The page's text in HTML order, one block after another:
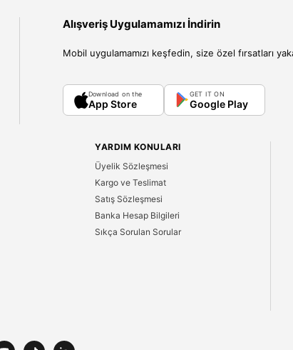
Alışveriş Uygulamamızı İndirin
Mobil uygulamamızı keşfedin, size özel fırsatları
Download on the
App Store
GET IT ON
Google Play
YARDIM KONULARI
Üyelik Sözleşmesi
Kargo ve Teslimat
Satış Sözleşmesi
Banka Hesap Bilgileri
Sıkça Sorulan Sorular